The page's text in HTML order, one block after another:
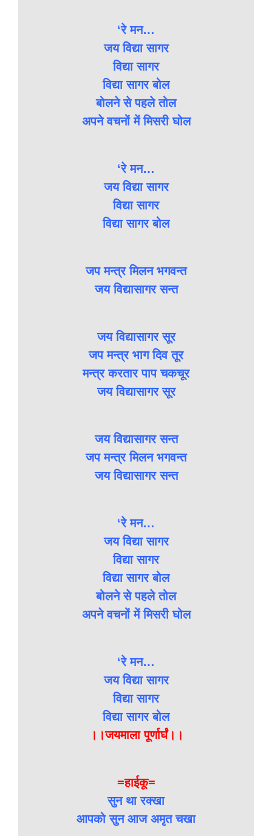
‘रे मन…
जय विद्या सागर
विद्या सागर
विद्या सागर बोल
बोलने से पहले तोल
अपने वचनों में मिसरी घोल
‘रे मन…
जय विद्या सागर
विद्या सागर
विद्या सागर बोल
जप मन्त्र मिलन भगवन्त
जय विद्यासागर सन्त
जय विद्यासागर सूर
जप मन्त्र भाग दिव तूर
मन्त्र करतार पाप चकचूर
जय विद्यासागर सूर
जय विद्यासागर सन्त
जप मन्त्र मिलन भगवन्त
जय विद्यासागर सन्त
‘रे मन…
जय विद्या सागर
विद्या सागर
विद्या सागर बोल
बोलने से पहले तोल
अपने वचनों में मिसरी घोल
‘रे मन…
जय विद्या सागर
विद्या सागर
विद्या सागर बोल
।।जयमाला पूर्णार्घं।।
=हाईकू=
सुन था रक्खा
आपको सुन आज अमृत चखा